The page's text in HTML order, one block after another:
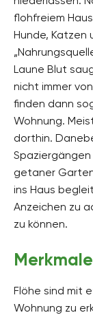
flohfreiem
Hunde, Katzen
Laune Blut
nicht immer
finden dann
Wohnung.
dorthin.
Spaziergängen
getaner
ins Haus
Anzeichen zu
zu können.
Flöhe sind mit
Wohnung zu